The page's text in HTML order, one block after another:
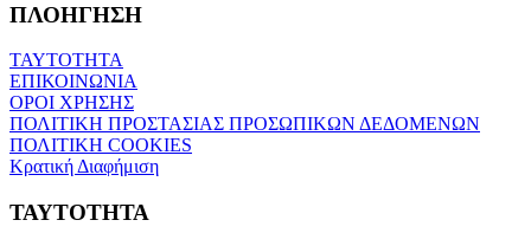
ΠΛΟΗΓΗΣΗ
ΤΑΥΤΟΤΗΤΑ
ΕΠΙΚΟΙΝΩΝΙΑ
ΟΡΟΙ ΧΡΗΣΗΣ
ΠΟΛΙΤΙΚΗ ΠΡΟΣΤΑΣΙΑΣ ΠΡΟΣΩΠΙΚΩΝ ΔΕΔΟΜΕΝΩΝ
ΠΟΛΙΤΙΚΗ COOKIES
Κρατική Διαφήμιση
ΤΑΥΤΟΤΗΤΑ